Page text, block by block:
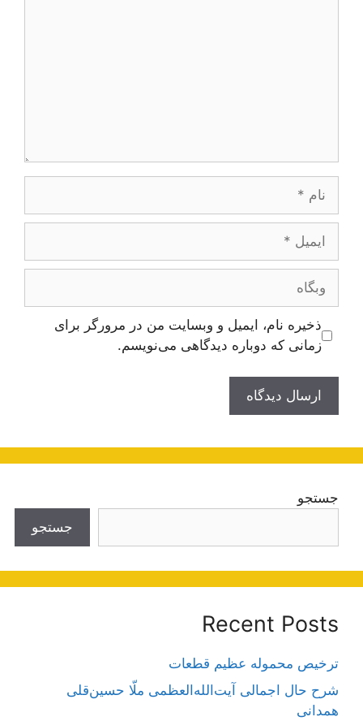
ایمیل
وبگاه
ذخیره نام، ایمیل و وبسایت من در مرورگر برای
زمانی که دوباره دیدگاهی می‌نویسم.
جستجو
جستجو
Recent Posts
ترخیص محموله عظیم قطعات
شرح حال اجمالی آیت‌الله‌العظمی ملّا حسین‌قلی
همدانی